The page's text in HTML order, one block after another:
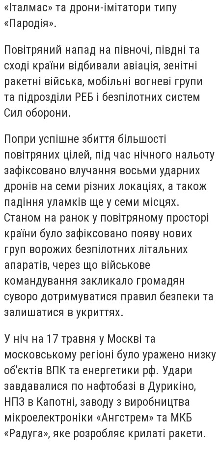
«Італмас» та дрони-імітатори типу
«Пародія».
Повітряний напад на півночі, півдні та
сході країни відбивали авіація, зенітні
ракетні війська, мобільні вогневі групи
та підрозділи РЕБ і безпілотних систем
Сил оборони.
Попри успішне збиття більшості
повітряних цілей, під час нічного нальоту
зафіксовано влучання восьми ударних
дронів на семи різних локаціях, а також
падіння уламків ще у семи місцях.
Станом на ранок у повітряному просторі
країни було зафіксовано появу нових
груп ворожих безпілотних літальних
апаратів, через що військове
командування закликало громадян
суворо дотримуватися правил безпеки та
залишатися в укриттях.
У ніч на 17 травня у Москві та
московському регіоні було уражено низку
об'єктів ВПК та енергетики рф. Удари
завдавалися по нафтобазі в Дурикіно,
НПЗ в Капотні, заводу з виробництва
мікроелектроніки «Ангстрем» та МКБ
«Радуга», яке розробляє крилаті ракети.